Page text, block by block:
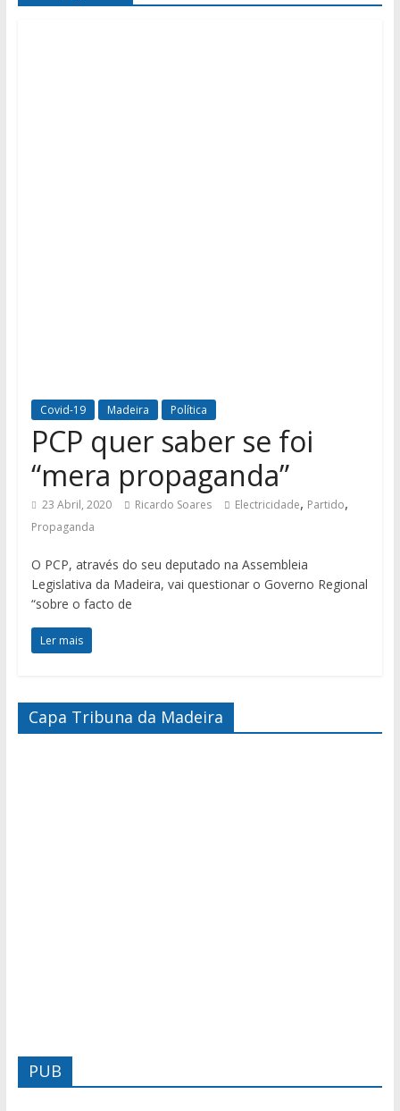
Covid-19 Madeira Política
PCP quer saber se foi
“mera propaganda”
23 Abril, 2020 Ricardo Soares Electricidade, Partido,
Propaganda
O PCP, através do seu deputado na Assembleia
Legislativa da Madeira, vai questionar o Governo Regional
“sobre o facto de
Ler mais
Capa Tribuna da Madeira
PUB